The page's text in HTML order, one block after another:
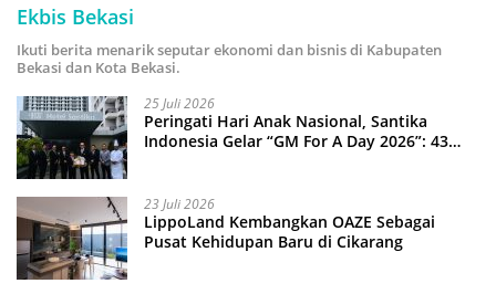
Ekbis Bekasi
Ikuti berita menarik seputar ekonomi dan bisnis di Kabupaten
Bekasi dan Kota Bekasi.
25 Juli 2026
Peringati Hari Anak Nasional, Santika
Indonesia Gelar “GM For A Day 2026”: 43
23 Juli 2026
LippoLand Kembangkan OAZE Sebagai
Pusat Kehidupan Baru di Cikarang